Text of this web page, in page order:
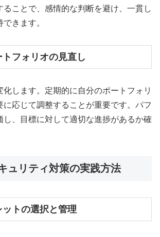
ることで、感情的な判断を避け、一貫し
きます。
フォリオの見直し
化します。定期的に自分のポートフォリ
に応じて調整することが重要です。パフ
し、目標に対して適切な進捗があるか確
ュリティ対策の実践方法
トの選択と管理